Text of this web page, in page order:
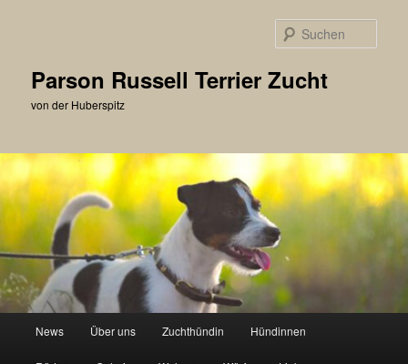
Parson Russell Terrier Zucht
von der Huberspitz
News Über uns Zuchthündin Hündinnen